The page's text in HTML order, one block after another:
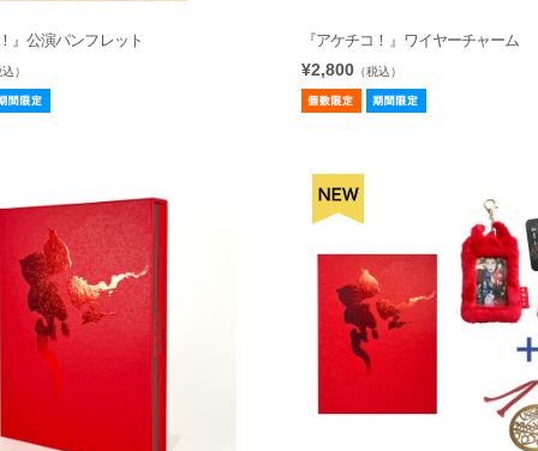
』公演パンフレット
）
『アケチコ！』ワイヤーチャーム
¥2,800 （税込）